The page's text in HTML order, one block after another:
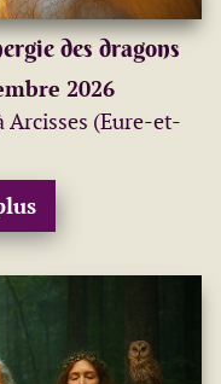
des dragons
2026
Arcisses (Eure-et-